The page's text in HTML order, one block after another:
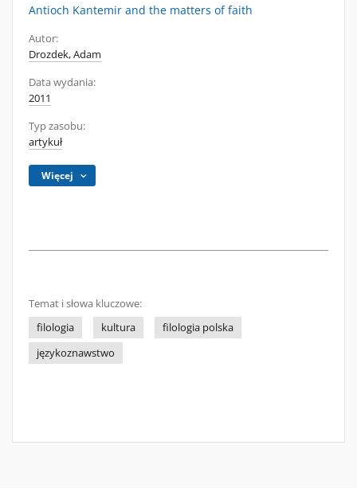
Antioch Kantemir and the matters of faith
Autor:
Drozdek, Adam
Data wydania:
2011
Typ zasobu:
artykuł
Więcej
Temat i słowa kluczowe:
filologia
kultura
filologia polska
językoznawstwo